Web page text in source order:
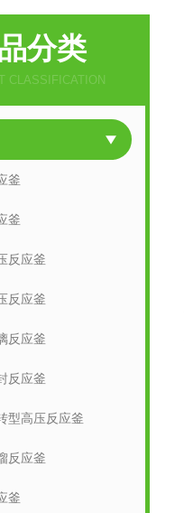
分类
CLASSIFICATION
釜
釜
反应釜
反应釜
反应釜
反应釜
型高压反应釜
反应釜
釜